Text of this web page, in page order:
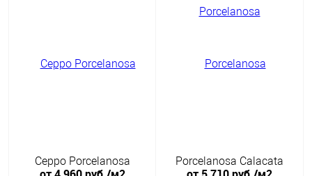
Ceppo Porcelanosa Porcelanosa Calacata